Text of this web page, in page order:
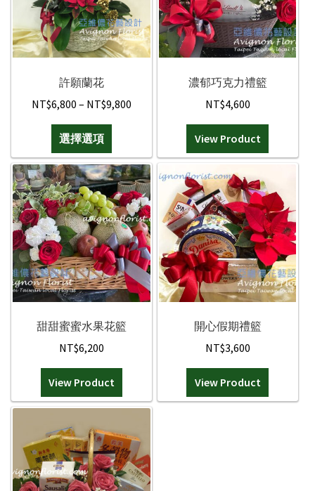
式。
可
在
品
選
擇
項
許願蘭花
NT$6,800 – NT$9,800Price
through
NT$9,800
選擇選項
品
有
多
種
款
式。
可
在
品
選
擇
選
項
濃郁巧克力禮籃
NT$4,600
View Product
甜甜蜜蜜水果花籃
NT$6,200
View Product
開心假期禮籃
NT$3,600
View Product